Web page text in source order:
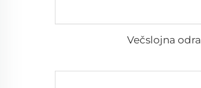
Večslojna odra